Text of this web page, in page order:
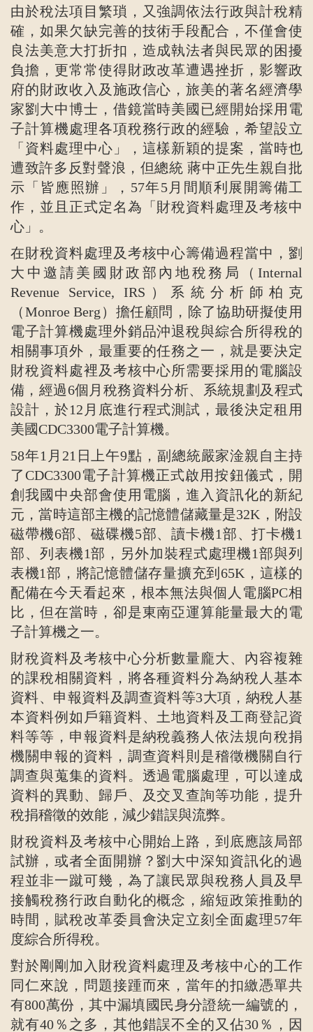
由於稅法項目繁瑣，又強調依法行政與計稅精
確，如果欠缺完善的技術手段配合，不僅會使
良法美意大打折扣，造成執法者與民眾的困擾
負擔，更常常使得財政改革遭遇挫折，影響政
府的財政收入及施政信心，旅美的著名經濟學
家劉大中博士，借鏡當時美國已經開始採用電
子計算機處理各項稅務行政的經驗，希望設立
「資料處理中心」，這樣新穎的提案，當時也
遭致許多反對聲浪，但總統 蔣中正先生親自批
示「皆應照辦」，57年5月間順利展開籌備工
作，並且正式定名為「財稅資料處理及考核中
心」。
在財稅資料處理及考核中心籌備過程當中，劉
大中邀請美國財政部內地稅務局（Internal
Revenue Service, IRS）系統分析師柏克
（Monroe Berg）擔任顧問，除了協助研擬使用
電子計算機處理外銷品沖退稅與綜合所得稅的
相關事項外，最重要的任務之一，就是要決定
財稅資料處裡及考核中心所需要採用的電腦設
備，經過6個月稅務資料分析、系統規劃及程式
設計，於12月底進行程式測試，最後決定租用
美國CDC3300電子計算機。
58年1月21日上午9點，副總統嚴家淦親自主持
了CDC3300電子計算機正式啟用按鈕儀式，開
創我國中央部會使用電腦，進入資訊化的新紀
元，當時這部主機的記憶體儲藏量是32K，附設
磁帶機6部、磁碟機5部、讀卡機1部、打卡機1
部、列表機1部，另外加裝程式處理機1部與列
表機1部，將記憶體儲存量擴充到65K，這樣的
配備在今天看起來，根本無法與個人電腦PC相
比，但在當時，卻是東南亞運算能量最大的電
子計算機之一。
財稅資料及考核中心分析數量龐大、內容複雜
的課稅相關資料，將各種資料分為納稅人基本
資料、申報資料及調查資料等3大項，納稅人基
本資料例如戶籍資料、土地資料及工商登記資
料等等，申報資料是納稅義務人依法規向稅捐
機關申報的資料，調查資料則是稽徵機關自行
調查與蒐集的資料。透過電腦處理，可以達成
資料的異動、歸戶、及交叉查詢等功能，提升
稅捐稽徵的效能，減少錯誤與流弊。
財稅資料及考核中心開始上路，到底應該局部
試辦，或者全面開辦？劉大中深知資訊化的過
程並非一蹴可幾，為了讓民眾與稅務人員及早
接觸稅務行政自動化的概念，縮短政策推動的
時間，賦稅改革委員會決定立刻全面處理57年
度綜合所得稅。
對於剛剛加入財稅資料處理及考核中心的工作
同仁來說，問題接踵而來，當年的扣繳憑單共
有800萬份，其中漏填國民身分證統一編號的，
就有40％之多，其他錯誤不全的又佔30％，因